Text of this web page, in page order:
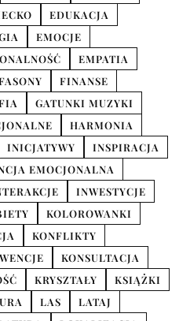
EDUKACJA
EMOCJE
EMPATIA
FINANSE
GATUNKI MUZYKI
HARMONIA
INICJATYWY
INSPIRACJA
EMOCJONALNA
INWESTYCJE
KOLOROWANKI
KONFLIKTY
KONSULTACJA
KRYSZTAŁY
KSIĄŻKI
LAS
LATAJ